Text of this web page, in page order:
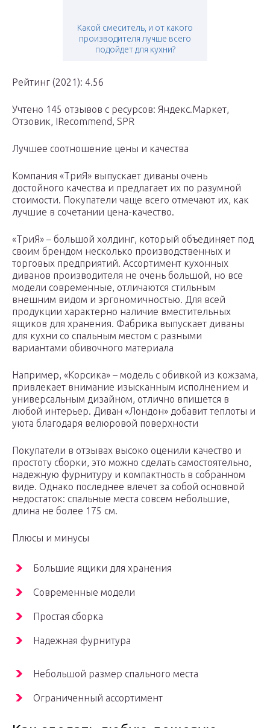
Какой смеситель, и от какого
производителя лучше всего
подойдет для кухни?
Рейтинг (2021): 4.56
Учтено 145 отзывов с ресурсов: Яндекс.Маркет,
Отзовик, IRecommend, SPR
Лучшее соотношение цены и качества
Компания «ТриЯ» выпускает диваны очень
достойного качества и предлагает их по разумной
стоимости. Покупатели чаще всего отмечают их, как
лучшие в сочетании цена-качество.
«ТриЯ» – большой холдинг, который объединяет под
своим брендом несколько производственных и
торговых предприятий. Ассортимент кухонных
диванов производителя не очень большой, но все
модели современные, отличаются стильным
внешним видом и эргономичностью. Для всей
продукции характерно наличие вместительных
ящиков для хранения. Фабрика выпускает диваны
для кухни со спальным местом с разными
вариантами обивочного материала
Например, «Корсика» – модель с обивкой из кожзама,
привлекает внимание изысканным исполнением и
универсальным дизайном, отлично впишется в
любой интерьер. Диван «Лондон» добавит теплоты и
уюта благодаря велюровой поверхности
Покупатели в отзывах высоко оценили качество и
простоту сборки, это можно сделать самостоятельно,
надежную фурнитуру и компактность в собранном
виде. Однако последнее влечет за собой основной
недостаток: спальные места совсем небольшие,
длина не более 175 см.
Плюсы и минусы
Большие ящики для хранения
Современные модели
Простая сборка
Надежная фурнитура
Небольшой размер спального места
Ограниченный ассортимент